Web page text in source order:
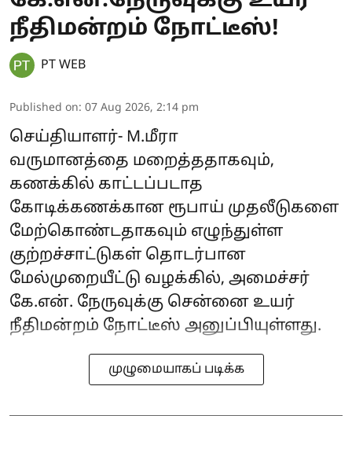
நீதிமன்றம் நோட்டீஸ்!
PT WEB
Published on: 07 Aug 2026, 2:14 pm
செய்தியாளர்- M.மீரா
வருமானத்தை மறைத்ததாகவும்,
கணக்கில் காட்டப்படாத
கோடிக்கணக்கான ரூபாய் முதலீடுகளை
மேற்கொண்டதாகவும் எழுந்துள்ள
குற்றச்சாட்டுகள் தொடர்பான
மேல்முறையீட்டு வழக்கில், அமைச்சர்
கே.என். நேருவுக்கு சென்னை உயர்
நீதிமன்றம் நோட்டீஸ் அனுப்பியுள்ளது.
முழுமையாகப் படிக்க